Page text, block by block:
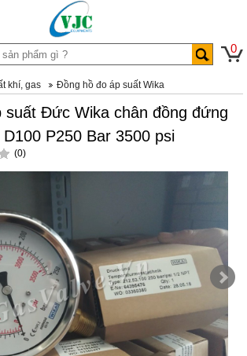
0
khí, gas Đồng hồ đo áp suất Wika
suất Đức Wika chân đồng đứng
P250 Bar 3500 psi
(0)